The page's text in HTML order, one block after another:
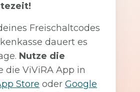
Freischaltcodes
dauert es
Nutze die
die ViViRA App in
Store oder Google